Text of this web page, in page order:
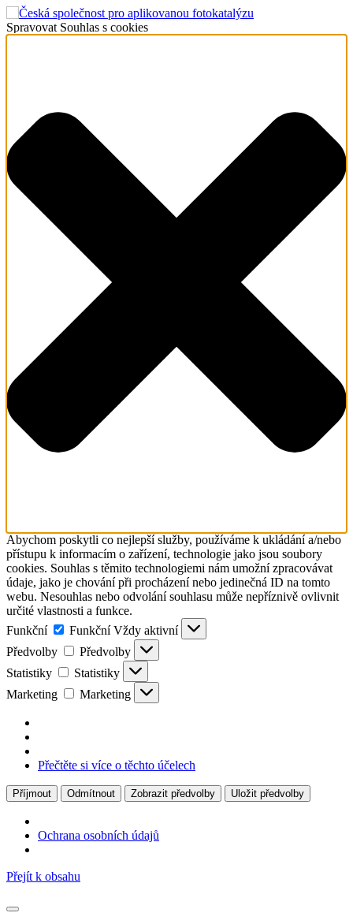
Spravovat Souhlas s cookies
Abychom poskytli co nejlepší služby, používáme k ukládání a/nebo
přístupu k informacím o zařízení, technologie jako jsou soubory
cookies. Souhlas s těmito technologiemi nám umožní zpracovávat
údaje, jako je chování při procházení nebo jedinečná ID na tomto
webu. Nesouhlas nebo odvolání souhlasu může nepříznivě ovlivnit
určité vlastnosti a funkce.
Funkční
Funkční Vždy aktivní
Předvolby
Předvolby
Statistiky
Statistiky
Marketing
Marketing
Přečtěte si více o těchto účelech
Příjmout Odmítnout Zobrazit předvolby Uložit předvolby
Ochrana osobních údajů
Přejít k obsahu